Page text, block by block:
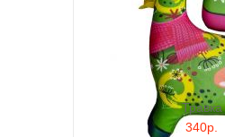
Травка
340р.